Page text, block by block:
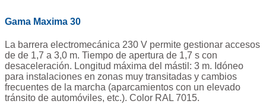
Gama Maxima 30
La barrera electromecánica 230 V permite gestionar accesos
de de 1,7 a 3,0 m. Tiempo de apertura de 1,7 s con
desaceleración. Longitud máxima del mástil: 3 m. Idóneo
para instalaciones en zonas muy transitadas y cambios
frecuentes de la marcha (aparcamientos con un elevado
tránsito de automóviles, etc.). Color RAL 7015.